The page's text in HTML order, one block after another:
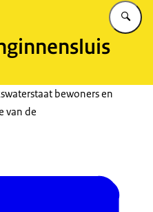
bewoners en
van de